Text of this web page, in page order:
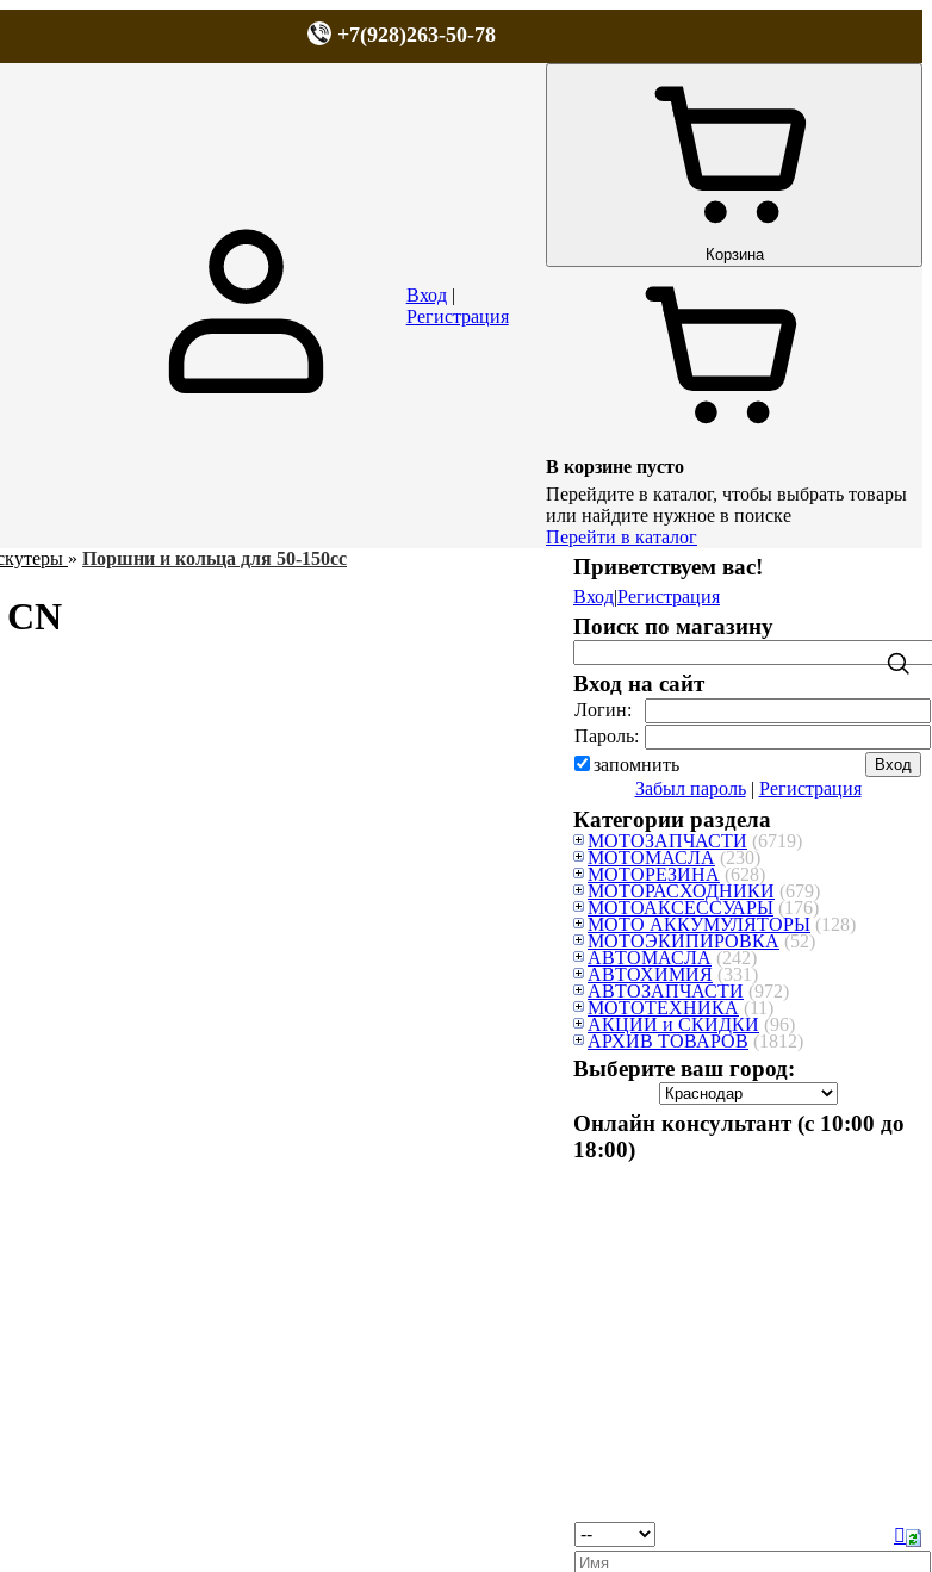
+7(928)263-50-78
ДОСТАВКА
Вход|
Регистрация
Корзина
В корзине пусто
Перейдите в каталог, чтобы выбрать товары
или найдите нужное в поиске
Перейти в каталог
» Поршни и кольца для 50-150cc Приветствуем вас!
Вход|Регистрация
Поиск по магазину
Вход на сайт
Логин:
Пароль:
запомнить
Забыл пароль| Регистрация
Категории раздела
МОТОЗАПЧАСТИ (6719)
МОТОМАСЛА (230)
МОТОРЕЗИНА (628)
МОТОРАСХОДНИКИ (679)
МОТОАКСЕССУАРЫ (176)
МОТО АККУМУЛЯТОРЫ (128)
МОТОЭКИПИРОВКА (52)
АВТОМАСЛА (242)
АВТОХИМИЯ (331)
АВТОЗАПЧАСТИ (972)
МОТОТЕХНИКА (11)
АКЦИИ и СКИДКИ (96)
АРХИВ ТОВАРОВ (1812)
Выберите ваш город:
Онлайн консультант (с 10:00 до
18:00)